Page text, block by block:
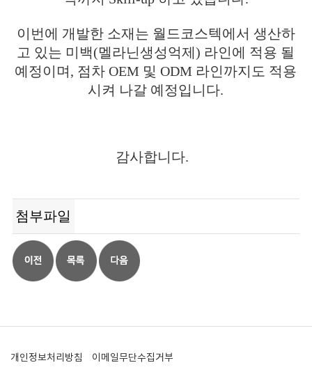
이번에 개발한 소재는 월드코스텍에서 생산하
고 있는 미백(멜라닌생성억제) 라인에 적용 될
예정이며, 점차 OEM 및 ODM 라인까지도 적용
시켜 나갈 예정입니다.
감사합니다.
첨부파일
개인정보처리방침 이메일무단수집거부